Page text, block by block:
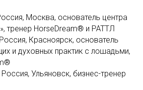
Москва, основатель центра
тренер HorseDream® и РАТТЛ
Красноярск, основатель
и духовных практик с лошадьми,
Ульяновск, бизнес-тренер